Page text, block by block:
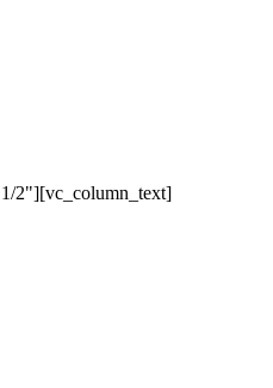
2"][vc_column_text]